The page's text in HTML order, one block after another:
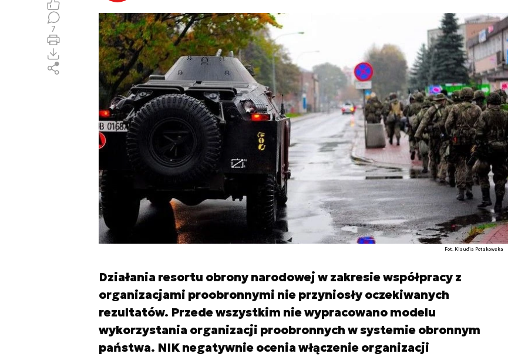
Fot. Klaudia Potakowska
Działania resortu obrony narodowej w zakresie współpracy z
organizacjami proobronnymi nie przyniosły oczekiwanych
rezultatów. Przede wszystkim nie wypracowano modelu
wykorzystania organizacji proobronnych w systemie obronnym
państwa. NIK negatywnie ocenia włączenie organizacji
7